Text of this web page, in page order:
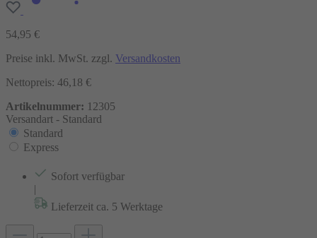
54,95 €
Preise inkl. MwSt. zzgl. Versandkosten
Nettopreis: 46,18 €
Artikelnummer: 12305
Versandart - Standard
Standard
Express
Sofort verfügbar
|
Lieferzeit ca. 5 Werktage